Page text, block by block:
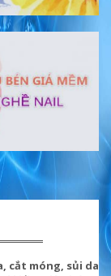
cắt móng, sủi da